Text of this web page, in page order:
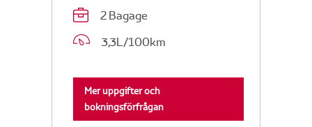
2 Bagage
3,3L/100km
Mer uppgifter och
bokningsförfrågan